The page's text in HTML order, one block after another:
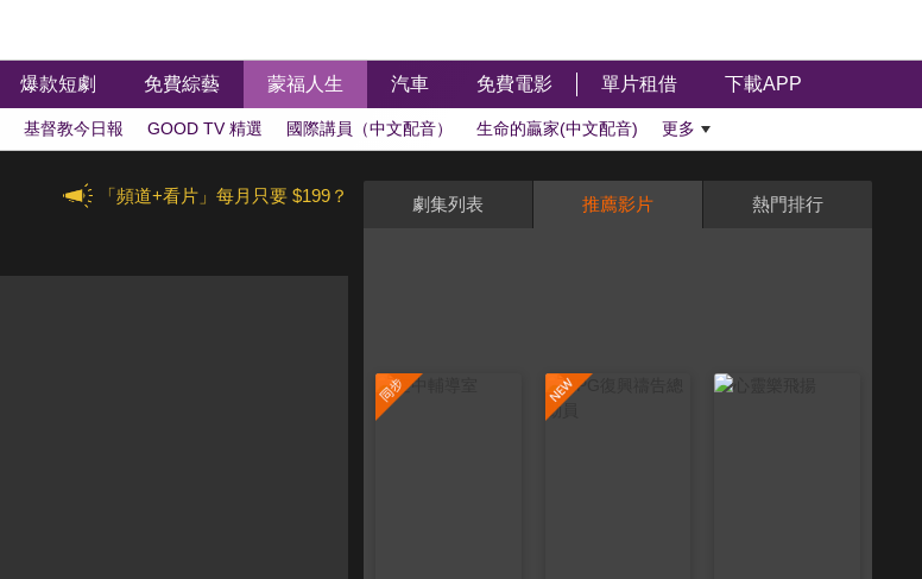
爆款短劇 免費綜藝 蒙福人生 汽車 免費電影 單片租借 下載APP
基督教今日報 GOOD TV 精選 國際講員（中文配音） 生命的贏家(中文配音) 更多
「頻道+看片」每月只要 $199？ 劇集列表 推薦影片 熱門排行